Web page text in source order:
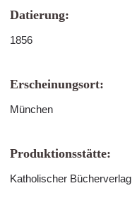
Datierung:
1856
Erscheinungsort:
München
Produktionsstätte:
Katholischer Bücherverlag